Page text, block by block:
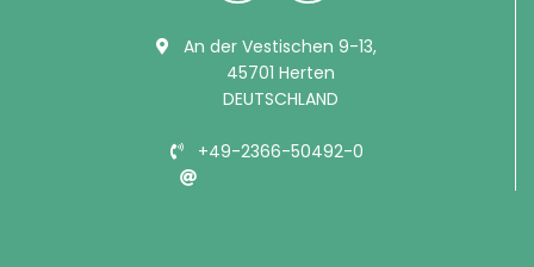
An der Vestischen 9-13,
45701 Herten
DEUTSCHLAND
+49-2366-50492-0